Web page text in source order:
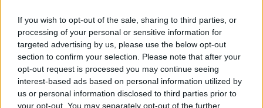
If you wish to opt-out of the sale, sharing to third parties, or
processing of your personal or sensitive information for
targeted advertising by us, please use the below opt-out
section to confirm your selection. Please note that after your
opt-out request is processed you may continue seeing
interest-based ads based on personal information utilized by
us or personal information disclosed to third parties prior to
your opt-out. You may separately opt-out of the further